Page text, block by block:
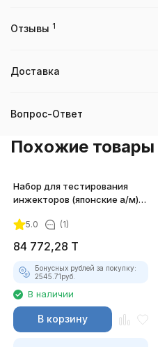
Отзывы 1
Доставка
Вопрос-Ответ
Похожие товары
Набор для тестирования
инжекторов (японские а/м)
5.0 (1)
84 772,28 T
Бонусных рублей за покупку:
2545.71руб.
В наличии
В корзину